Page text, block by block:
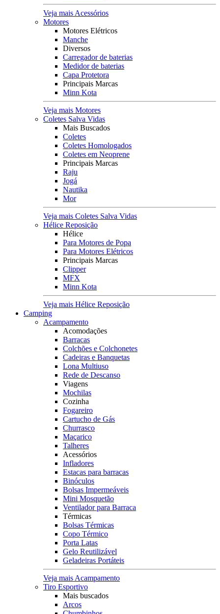
Veja mais Acessórios
Motores
Motores Elétricos
Manche
Diversos
Carregador de baterias
Medidor de baterias
Capa Protetora
Principais Marcas
Minn Kota
Veja mais Motores
Coletes Salva Vidas
Mais Buscados
Coletes
Coletes Homologados
Coletes em Neoprene
Principais Marcas
Raju
Jogá
Nautika
Mor
Veja mais Coletes Salva Vidas
Hélice Reposição
Hélice
Para Motores de Popa
Para Motores Elétricos
Principais Marcas
Clipper
MFX
Minn Kota
Veja mais Hélice Reposição
Camping
Acampamento
Acomodações
Barracas
Colchões e Colchonetes
Cadeiras e Banquetas
Lona Multiuso
Rede de Descanso
Viagens
Mochilas
Cozinha
Fogareiro
Cartucho de Gás
Churrasco
Maçarico
Talheres
Acessórios
Infladores
Estacas para barracas
Binóculos
Bolsas Impermeáveis
Mini Mosquetão
Ventilador para Barraca
Térmicas
Bolsas Térmicas
Copo Térmico
Porta Latas
Gelo Reutilizável
Geladeiras Portáteis
Veja mais Acampamento
Tiro Esportivo
Mais buscados
Arcos